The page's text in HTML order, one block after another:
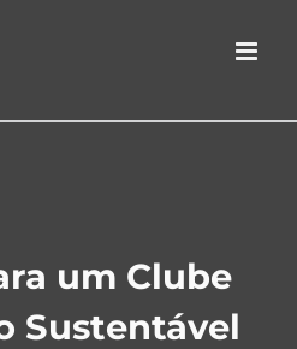
um Clube
Sustentável